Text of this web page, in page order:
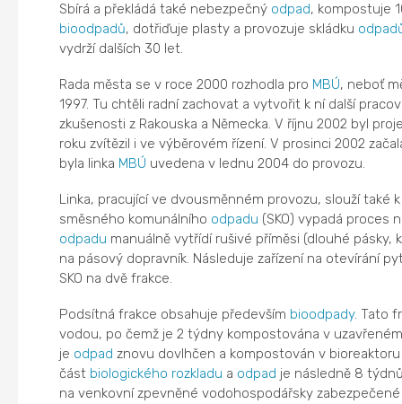
Sbírá a překládá také nebezpečný odpad, kompostuje
bioodpadů, dotřiďuje plasty a provozuje skládku
vydrží dalších 30 let.
Rada města se v roce 2000 rozhodla pro MBÚ, neboť
1997. Tu chtěli radní zachovat a vytvořit k ní další
zkušenosti z Rakouska a Německa. V říjnu 2002 byl
roku zvítězil i ve výběrovém řízení. V prosinci 2002
byla linka MBÚ uvedena v lednu 2004 do provozu.
Linka, pracující ve dvousměnném provozu, slouží také
směsného komunálního odpadu (SKO) vypadá proces
odpadu manuálně vytřídí rušivé příměsi (dlouhé pásky,
na pásový dopravník. Následuje zařízení na otevírání
SKO na dvě frakce.
Podsítná frakce obsahuje především bioodpady. Tato
vodou, po čemž je 2 týdny kompostována v
je odpad znovu dovlhčen a kompostován v
část biologického rozkladu a odpad je následně 8
na venkovní zpevněné vodohospodářsky